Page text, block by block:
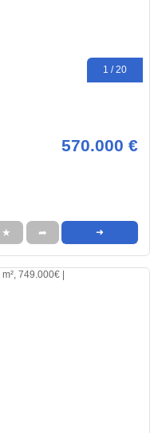
1 / 20
570.000 €
★ ➦ ➜